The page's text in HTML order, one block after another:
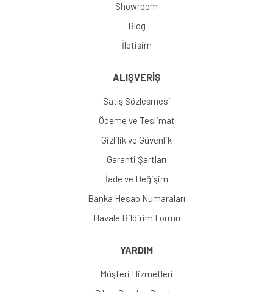
Showroom
Blog
İletişim
ALIŞVERİŞ
Satış Sözleşmesi
Ödeme ve Teslimat
Gizlilik ve Güvenlik
Garanti Şartları
İade ve Değişim
Banka Hesap Numaraları
Havale Bildirim Formu
YARDIM
Müşteri Hizmetleri